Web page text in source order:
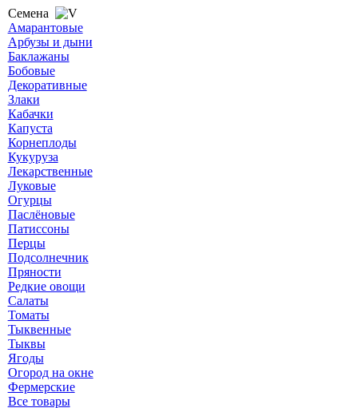
Семена
Амарантовые
Арбузы и дыни
Баклажаны
Бобовые
Декоративные
Злаки
Кабачки
Капуста
Корнеплоды
Кукуруза
Лекарственные
Луковые
Огурцы
Паслёновые
Патиссоны
Перцы
Подсолнечник
Пряности
Редкие овощи
Салаты
Томаты
Тыквенные
Тыквы
Ягоды
Огород на окне
Фермерские
Все товары